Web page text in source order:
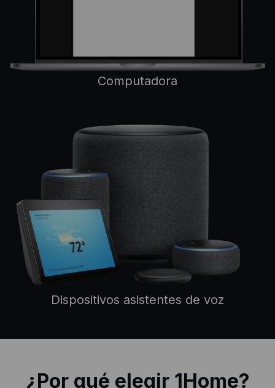
Computadora
Dispositivos asistentes de voz
¿Por qué elegir 1Home?